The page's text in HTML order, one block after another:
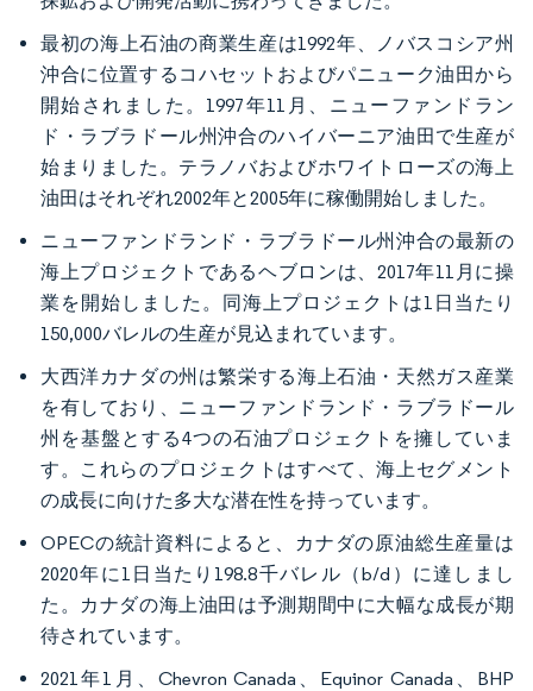
最初の海上石油の商業生産は1992年、ノバスコシア州
沖合に位置するコハセットおよびパニューク油田から
開始されました。1997年11月、ニューファンドラン
ド・ラブラドール州沖合のハイバーニア油田で生産が
始まりました。テラノバおよびホワイトローズの海上
油田はそれぞれ2002年と2005年に稼働開始しました。
ニューファンドランド・ラブラドール州沖合の最新の
海上プロジェクトであるヘブロンは、2017年11月に操
業を開始しました。同海上プロジェクトは1日当たり
150,000バレルの生産が見込まれています。
大西洋カナダの州は繁栄する海上石油・天然ガス産業
を有しており、ニューファンドランド・ラブラドール
州を基盤とする4つの石油プロジェクトを擁していま
す。これらのプロジェクトはすべて、海上セグメント
の成長に向けた多大な潜在性を持っています。
OPECの統計資料によると、カナダの原油総生産量は
2020年に1日当たり198.8千バレル（b/d）に達しまし
た。カナダの海上油田は予測期間中に大幅な成長が期
待されています。
2021年1月、Chevron Canada、Equinor Canada、BHP